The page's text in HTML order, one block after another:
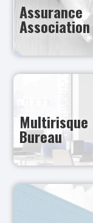
Assurance
Association
Multirisque
Bureau